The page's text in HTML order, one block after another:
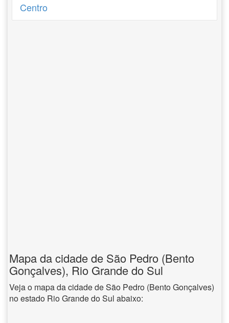
Centro
Mapa da cidade de São Pedro (Bento
Gonçalves), Rio Grande do Sul
Veja o mapa da cidade de São Pedro (Bento Gonçalves)
no estado Rio Grande do Sul abaixo: